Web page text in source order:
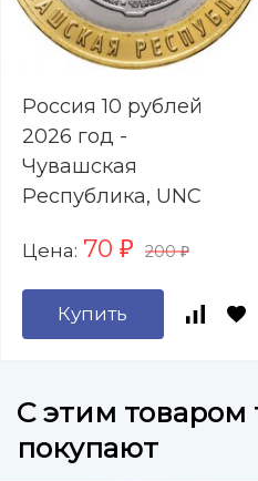
Россия 10 рублей
2026 год -
Чувашская
Республика, UNC
Цена: 70 ₽ 200₽
Купить
C этим товаром
покупают